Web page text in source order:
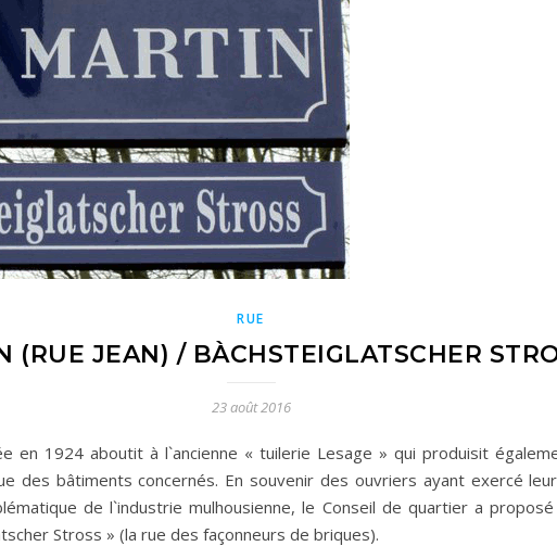
RUE
(RUE JEAN) / BÀCHSTEIGLATSCHER
23 août 2016
en 1924 aboutit à l`ancienne « tuilerie Lesage » qui produisit
des bâtiments concernés. En souvenir des ouvriers ayant exercé
de l`industrie mulhousienne, le Conseil de quartier a
Stross » (la rue des façonneurs de briques).